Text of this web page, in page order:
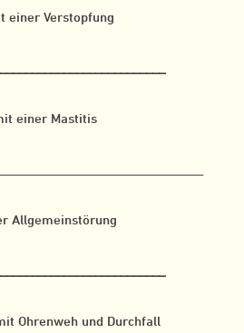
einer Verstopfung
einer Mastitis
Allgemeinstörung
Ohrenweh und Durchfall